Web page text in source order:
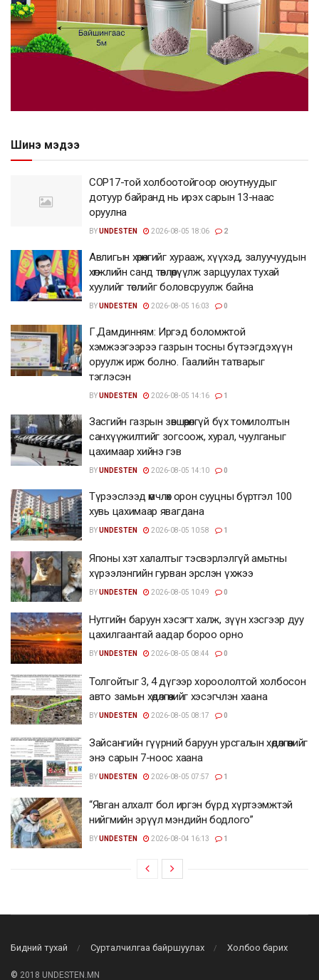
Шинэ мэдээ
COP17-той холбоотойгоор оюутнуудыг
дотуур байранд нь ирэх сарын 13-наас
оруулна
BYUNDESTEN 2026-08-05 18:06 2
Авлигын хөрөнгийг хурааж, хүүхэд, залуучуудын
хөгжлийн санд төвлөрүүлж зарцуулах тухай
хуулийг төслийг боловсруулж байна
BYUNDESTEN 2026-08-05 16:03 0
Г.Дамдинням: Иргэд боломжтой
хэмжээгээрээ газрын тосны бүтээгдэхүүн
оруулж ирж болно. Гаалийн татварыг
тэглэсэн
BYUNDESTEN 2026-08-05 14:16 1
Засгийн газрын зөвшөөрөлгүй бүх томилолтын
санхүүжилтийг зогсоож, хурал, чуулганыг
цахимаар хийнэ гэв
BYUNDESTEN 2026-08-05 14:10 0
Түрээслээд өмчлөх орон сууцны бүртгэл 100
хувь цахимаар явагдана
BYUNDESTEN 2026-08-05 10:58 1
Японы хэт халалтыг тэсвэрлэлгүй амьтны
хүрээлэнгийн гурван эрслэн үхжээ
BYUNDESTEN 2026-08-05 10:49 0
Нутгийн баруун хэсэгт халж, зүүн хэсгээр дуу
цахилгаантай аадар бороо орно
BYUNDESTEN 2026-08-05 08:44 0
Толгойтыг 3, 4 дүгээр хороололтой холбосон
авто замын хөдөлгөөнийг хэсэгчлэн хаана
BYUNDESTEN 2026-08-05 08:17 0
Зайсангийн гүүрний баруун урсгалын хөдөлгөөнийг
энэ сарын 7-ноос хаана
BYUNDESTEN 2026-08-05 07:57 1
“Явган алхалт бол иргэн бүрд хүртээмжтэй
нийгмийн эрүүл мэндийн бодлого”
BYUNDESTEN 2026-08-04 16:13 1
Бидний тухай Сурталчилгаа байршуулах Холбоо барих
© 2018 UNDESTEN.MN